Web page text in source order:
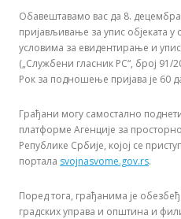
Обавештавамо вас да 8.
пријављивање за упис објеката
условима за евидентирање и
(„Службени гласник РС“, број 91/
Рок за подношење пријава је 60
Грађани могу самостално
платформе Агенције за
Републике Србије, којој се
портала svojnasvome.gov.rs.
Поред тога, грађанима је
градских управа и општина и